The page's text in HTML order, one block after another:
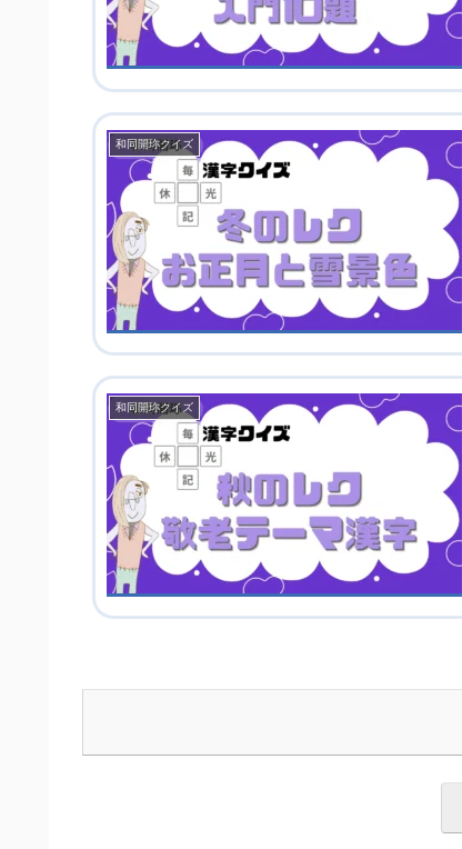
和同開珎クイズ
和同開珎クイズ